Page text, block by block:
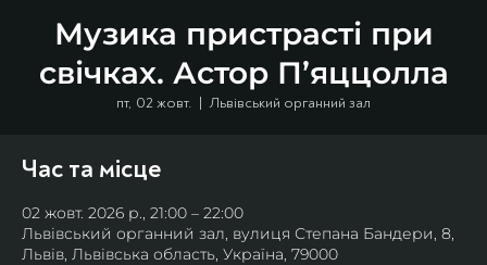
Музика пристрасті при
свічках. Астор П’яццолла
пт, 02 жовт.
  |
Львівський органний зал
Час та місце
02 жовт. 2026 р., 21:00 – 22:00
Львівський органний зал, вулиця Степана Бандери, 8,
Львів, Львівська область, Україна, 79000